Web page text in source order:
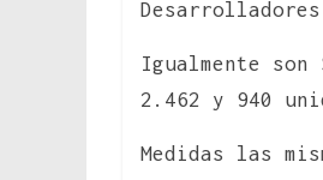
Igualmente
2.462 y 940
Medidas las